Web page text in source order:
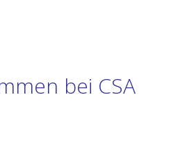
bei CSA